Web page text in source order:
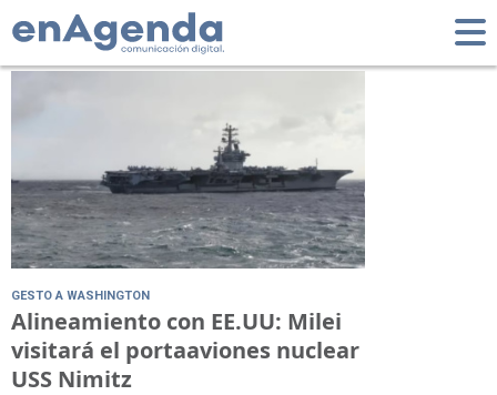
Tag: Armada
GESTO A WASHINGTON
Alineamiento con EE.UU: Milei
visitará el portaaviones nuclear
USS Nimitz